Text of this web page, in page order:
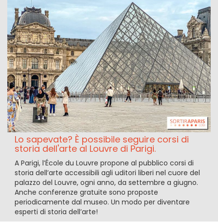
Lo sapevate? È possibile seguire corsi di
storia dell'arte al Louvre di Parigi.
A Parigi, l’École du Louvre propone al pubblico corsi di
storia dell’arte accessibili agli uditori liberi nel cuore del
palazzo del Louvre, ogni anno, da settembre a giugno.
Anche conferenze gratuite sono proposte
periodicamente dal museo. Un modo per diventare
esperti di storia dell’arte!